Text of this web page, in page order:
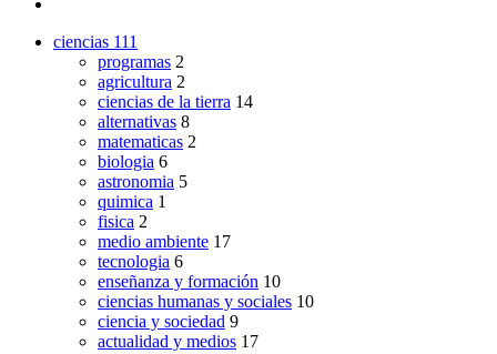
ciencias 111
programas 2
agricultura 2
ciencias de la tierra 14
alternativas 8
matematicas 2
biologia 6
astronomia 5
quimica 1
fisica 2
medio ambiente 17
tecnologia 6
enseñanza y formación 10
ciencias humanas y sociales 10
ciencia y sociedad 9
actualidad y medios 17